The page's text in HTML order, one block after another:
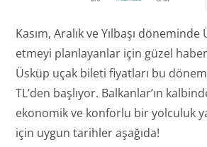
Kasım, Aralık ve Yılbaşı döneminde
etmeyi planlayanlar için güzel
Üsküp uçak bileti fiyatları bu
TL’den başlıyor. Balkanlar’ın
ekonomik ve konforlu bir yolculuk
için uygun tarihler aşağıda!